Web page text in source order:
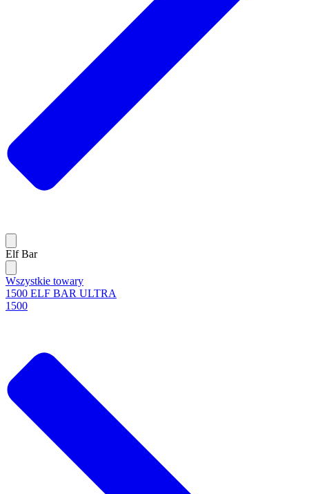
Elf Bar
Wszystkie towary
1500 ELF BAR ULTRA
1500